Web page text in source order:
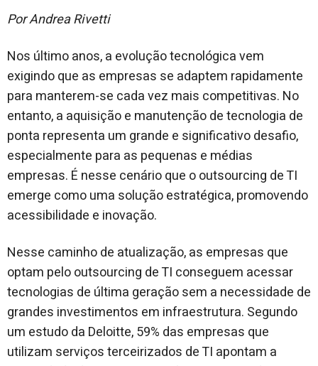
Por Andrea Rivetti
Nos último anos, a evolução tecnológica vem
exigindo que as empresas se adaptem rapidamente
para manterem-se cada vez mais competitivas. No
entanto, a aquisição e manutenção de tecnologia de
ponta representa um grande e significativo desafio,
especialmente para as pequenas e médias
empresas. É nesse cenário que o outsourcing de TI
emerge como uma solução estratégica, promovendo
acessibilidade e inovação.
Nesse caminho de atualização, as empresas que
optam pelo outsourcing de TI conseguem acessar
tecnologias de última geração sem a necessidade de
grandes investimentos em infraestrutura. Segundo
um estudo da Deloitte, 59% das empresas que
utilizam serviços terceirizados de TI apontam a